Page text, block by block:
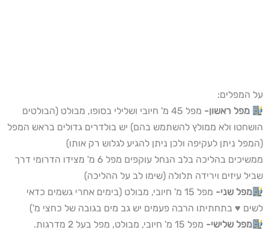
על המפלים:
מפל ראשון-
מפל 45 מ' חיובי ושלילי בסופו, מבולט (הבולטים
הושחטו ולא ממולץ להשתמש בהם) יש בולדרים גדולים בראש המפל
(המפל ניתן לעקיפה ולכן ניתן להגיע לגלוש רק אותו)
ממשיכים בהליכה בלב הנחל עוקפים מפל 6 מ' מצידו הדרומי דרך
שביל עיזים וירידה תלולה (שימו לב על ההליכה)
מפל שני-
מפל 15 מ' חיובי, מבולט (בימים אחרי גשמים כדאי
לשים ♥ בתחתיתו הרבה פעמים יש גב מים בגובה של כחצי מ')
מפל שלישי- מפל 15 מ' חיובי, מבולט, מפל בעל 2 מדרגות.